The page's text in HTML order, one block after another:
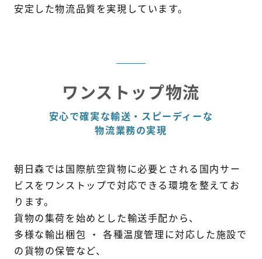
お問い合わせはこちら
安定した物流品質を実現しています。
ワンストップ物流
安心で確実な輸送・スピーディーな
物流業務の実現
朝日森では国際航空貨物に必要とされる国内サー
ビスを ワンストップで対応できる環境を整えてお
ります。
貨物の集荷を始めとした輸送手配から、
多様な輸出梱包 ・ 各種温度管理に対応した施設で
の貨物の保管など、